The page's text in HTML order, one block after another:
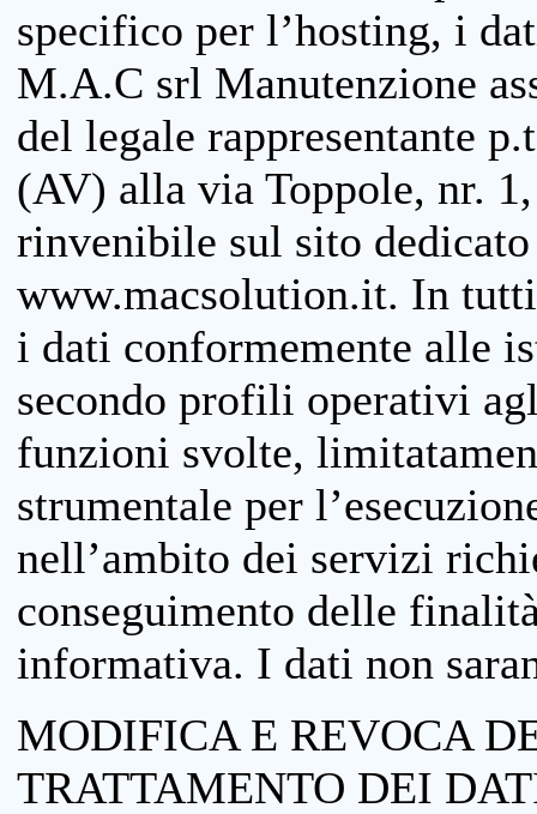
specifico per l’hosting, i
M.A.C srl Manutenzione
del legale rappresentante
(AV) alla via Toppole, nr.
rinvenibile sul sito
www.macsolution.it. In
i dati conformemente alle
secondo profili operativi
funzioni svolte,
strumentale per
nell’ambito dei servizi
conseguimento delle
informativa. I dati non
MODIFICA E REVOCA
TRATTAMENTO DEI